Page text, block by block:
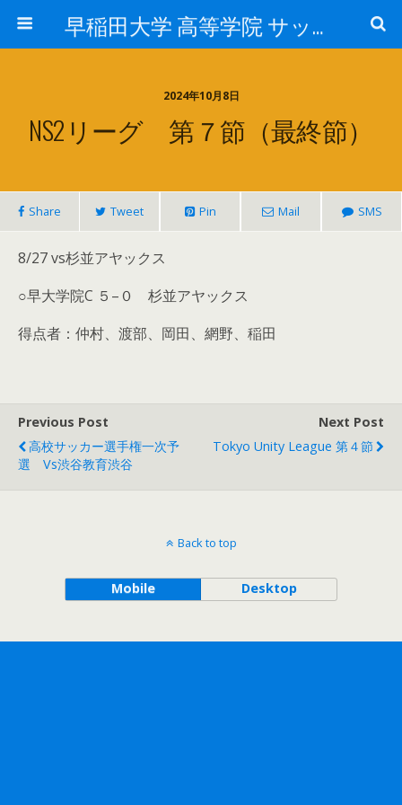
早稲田大学 高等学院 サッカー部
2024年10月8日
NS2リーグ 第７節（最終節）
Share Tweet Pin Mail SMS
8/27 vs杉並アヤックス
○早大学院C ５–０ 杉並アヤックス
得点者：仲村、渡部、岡田、網野、稲田
Previous Post
高校サッカー選手権一次予
選 Vs渋谷教育渋谷
Next Post
Tokyo Unity League 第４節
Back to top
Mobile Desktop